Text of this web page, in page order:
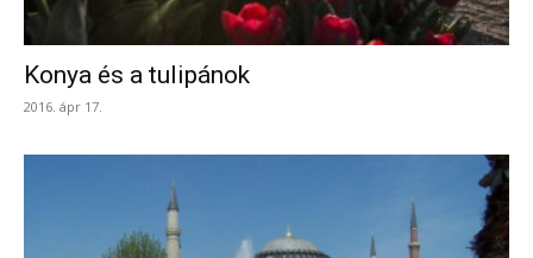
Konya és a tulipánok
2016. ápr 17.